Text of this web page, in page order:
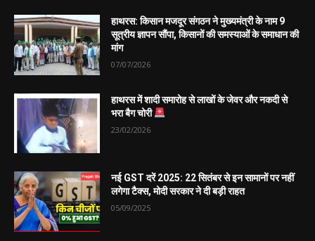
हाथरस: किसान मजदूर संगठन ने मुख्यमंत्री के नाम 9
सूत्रीय ज्ञापन सौंपा, किसानों की समस्याओं के समाधान की
मांग
07/07/2026
हाथरस में शादी समारोह से लाखों के जेवर और नकदी से
भरा बैग चोरी
23/02/2026
नई GST दरें 2025: 22 सितंबर से इन सामानों पर नहीं
लगेगा टैक्स, मोदी सरकार ने दी बड़ी राहत
05/09/2025